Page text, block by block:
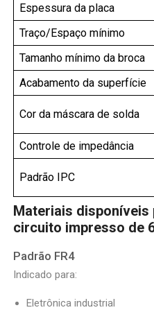
Espessura da placa
Traço/Espaço mínimo
Tamanho mínimo da broca
Acabamento da superfície
Cor da máscara de solda
Controle de impedância
Padrão IPC
Materiais disponíveis
circuito impresso de
Padrão FR4
Indicado para:
Eletrônica industrial